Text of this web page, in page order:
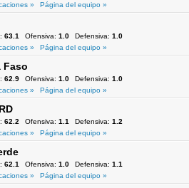
»
Página del equipo »
63.1 Ofensiva: 1.0 Defensiva: 1.0
»
Página del equipo »
Faso
62.9 Ofensiva: 1.0 Defensiva: 1.0
»
Página del equipo »
62.2 Ofensiva: 1.1 Defensiva: 1.2
»
Página del equipo »
62.1 Ofensiva: 1.0 Defensiva: 1.1
»
Página del equipo »